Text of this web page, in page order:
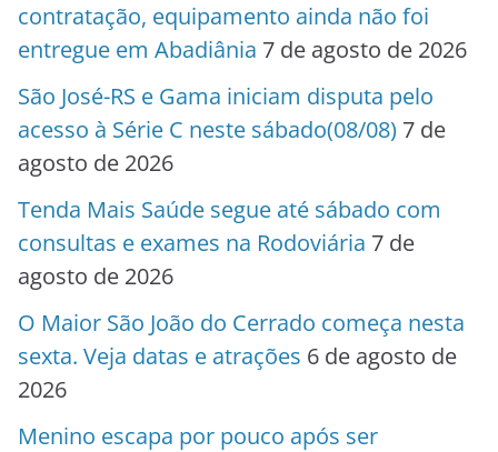
contratação, equipamento ainda não foi
entregue em Abadiânia 7 de agosto de 2026
São José-RS e Gama iniciam disputa pelo
acesso à Série C neste sábado(08/08) 7 de
agosto de 2026
Tenda Mais Saúde segue até sábado com
consultas e exames na Rodoviária 7 de
agosto de 2026
O Maior São João do Cerrado começa nesta
sexta. Veja datas e atrações 6 de agosto de
2026
Menino escapa por pouco após ser